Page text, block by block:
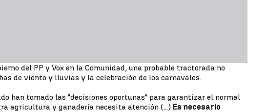
del PP y Vox en la Comunidad, una probable tractorada no
de viento y lluvias y la celebración de los carnavales.
han tomado las "decisiones oportunas" para garantizar el normal
agricultura y ganadería necesita atención (...) Es necesario